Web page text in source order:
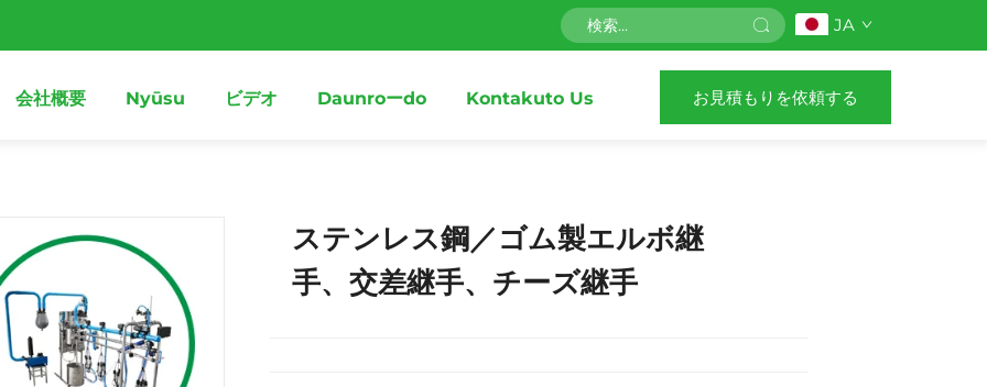
JA
会社概要 Nyūsu ビデオ Daunroーdo Kontakuto Us お見積もりを依頼する
ステンレス鋼／ゴム製エルボ継
手、交差継手、チーズ継手